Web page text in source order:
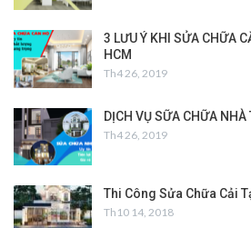
3 LƯU Ý KHI SỬA CHỮA
HCM
Th4 26, 2019
DỊCH VỤ SỮA CHỮA NHÀ
Th4 26, 2019
Thi Công Sửa Chữa Cải
Th10 14, 2018